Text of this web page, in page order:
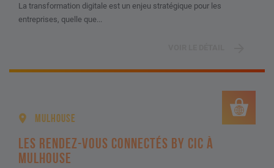
La transformation digitale est un enjeu stratégique pour les
entreprises, quelle que...
MULHOUSE
LES RENDEZ-VOUS CONNECTÉS BY CIC À
MULHOUSE